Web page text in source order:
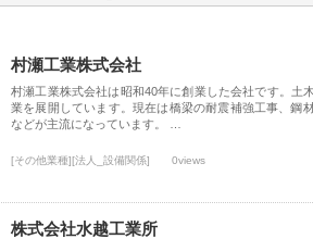
村瀬工業株式会社
村瀬工業株式会社は昭和40年に創業した会社です。土
業を展開しています。現在は橋梁の耐震補強工事、鋼
などが主流になっています。 …
[その他業種][法人_設備関係] 0views
株式会社水越工業所